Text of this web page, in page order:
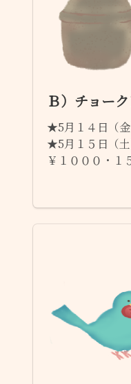
Ｂ）チョー
★5月１４日（
★5月１５日（
￥１０００・１
ンちゃん、ネ
メッセージボ
ぐに使えるミニ
は、ぜひどうぞ
す。 ☆定員に空
けます。 ご参
ムからも受け付
ークショップ
話番号・任意